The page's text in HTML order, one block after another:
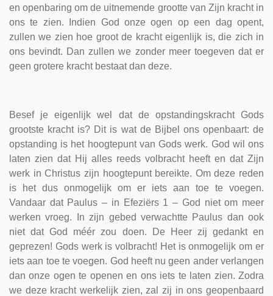
en openbaring om de uitnemende grootte van Zijn kracht in
ons te zien. Indien God onze ogen op een dag opent,
zullen we zien hoe groot de kracht eigenlijk is, die zich in
ons bevindt. Dan zullen we zonder meer toegeven dat er
geen grotere kracht bestaat dan deze.
Besef je eigenlijk wel dat de opstandingskracht Gods
grootste kracht is? Dit is wat de Bijbel ons openbaart: de
opstanding is het hoogtepunt van Gods werk. God wil ons
laten zien dat Hij alles reeds volbracht heeft en dat Zijn
werk in Christus zijn hoogtepunt bereikte. Om deze reden
is het dus onmogelijk om er iets aan toe te voegen.
Vandaar dat Paulus – in Efeziërs 1 – God niet om meer
werken vroeg. In zijn gebed verwachtte Paulus dan ook
niet dat God méér zou doen. De Heer zij gedankt en
geprezen! Gods werk is volbracht! Het is onmogelijk om er
iets aan toe te voegen. God heeft nu geen ander verlangen
dan onze ogen te openen en ons iets te laten zien. Zodra
we deze kracht werkelijk zien, zal zij in ons geopenbaard